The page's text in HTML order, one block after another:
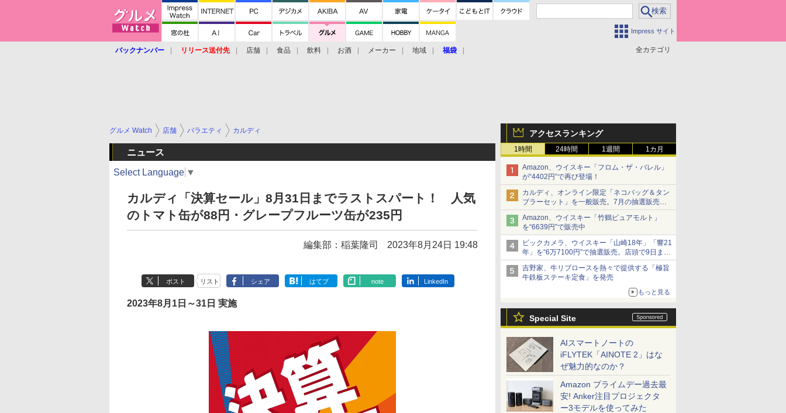
Impress サイト
全カテゴリ
バックナンバー リリース送付先 店舗 食品 飲料 お酒 メーカー 地域 福袋
アクセスランキング
1時間 24時間 1週間 1カ月
Amazon、ウイスキー「フロム・ザ・バレル」
が“4402円”で再び登場！
カルディ、オンライン限定「ネコバッグ＆タン
ブラーセット」を一般販売。7月の抽選販売の
当選無効分
Amazon、ウイスキー「竹鶴ピュアモルト」
を“6639円”で販売中
ビックカメラ、ウイスキー「山崎18年」「響21
年」を“6万7100円”で抽選販売。店頭で9日まで
受付
吉野家、牛リブロースを熱々で提供する「極旨
牛鉄板ステーキ定食」を発売
もっと見る
Special Site
AIスマートノートの
iFLYTEK「AINOTE 2」はな
ぜ魅力的なのか？
Amazon プライムデー過去最
安! Anker注目プロジェクタ
ー3モデルを使ってみた
グルメ Watch 店舗 バラエティ カルディ
ニュース
Select Language ▼
カルディ「決算セール」8月31日までラストスパート！ 人気
のトマト缶が88円・グレープフルーツ缶が235円
編集部：稲葉隆司 2023年8月24日 19:48
ポスト リスト シェア はてブ note LinkedIn
2023年8月1日～31日 実施